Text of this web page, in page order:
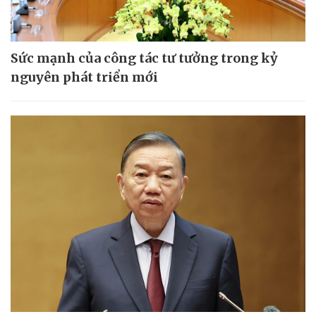
Sức mạnh của công tác tư tưởng trong kỷ
nguyên phát triển mới